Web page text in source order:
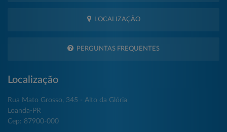
LOCALIZAÇÃO
PERGUNTAS FREQUENTES
Localização
Rua Mato Grosso, 345 - Alto da Glória
Loanda-PR
Cep: 87900-000